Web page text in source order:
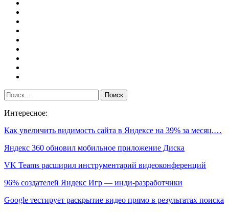
Интересное:
Как увеличить видимость сайта в Яндексе на 39% за месяц.…
Яндекс 360 обновил мобильное приложение Диска
VK Teams расширил инструментарий видеоконференций
96% создателей Яндекс Игр — инди-разработчики
Google тестирует раскрытие видео прямо в результатах поиска